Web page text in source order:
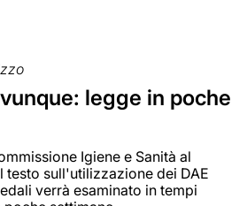
legge in poche
Igiene e Sanità al
testo sull'utilizzazione dei DAE
verrà esaminato in tempi